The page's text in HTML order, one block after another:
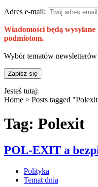
Adres e-mail:
Wiadomości będą
podmiotom.
Wybór tematów newsletterów
Jesteś tutaj:
Home > Posts tagged
Tag: Polexit
POL-EXIT a
Polityka
Temat dnia